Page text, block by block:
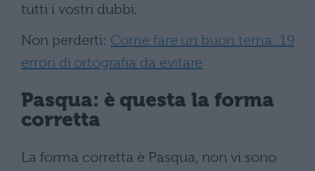
tutti i vostri dubbi.
Non perderti: Come fare un buon tema: 19
errori di ortografia da evitare
Pasqua: è questa la forma
corretta
La forma corretta è Pasqua, non vi sono